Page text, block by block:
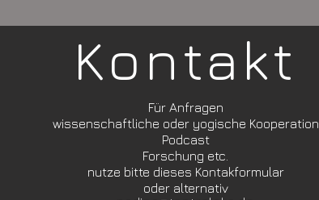
Kontakt
Für Anfragen
wissenschaftliche oder yogische Kooperation
Podcast
Forschung etc.
nutze bitte dieses Kontakformular
oder alternativ